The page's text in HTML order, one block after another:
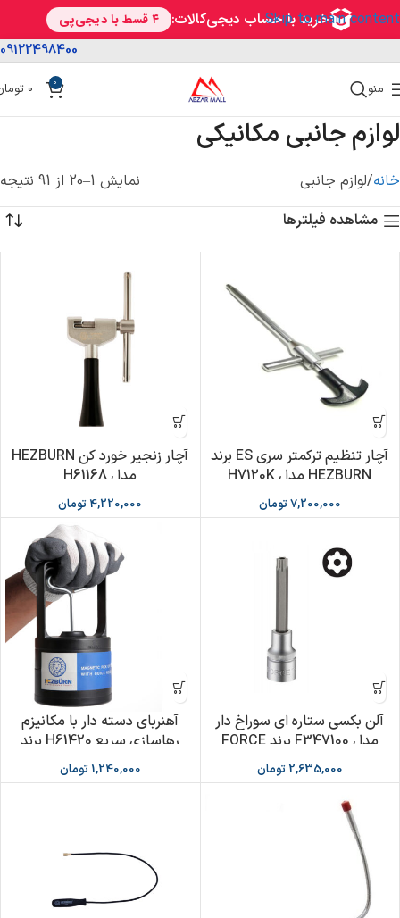
Skip to main content
09122498400
منو 0
0
لوازم جانبی مکانیکی
خانه لوازم جانبی
نمایش 1–20 از 91 نتیجه
مشاهده فیلترها
آچار تنظیم ترکمتر سری ES برند
HEZBURN مدل H7120K
7,200,000تومان
آچار زنجیر خورد کن HEZBURN
مدل H61168
4,220,000 تومان
آلن بکسی ستاره ای سوراخ دار
مدل F347100 برند FORCE
2,635,000 تومان
آهنربای دسته دار با مکانیزم
رهاسازی سریع H61420 برند
HEZBURN
1,240,000 تومان